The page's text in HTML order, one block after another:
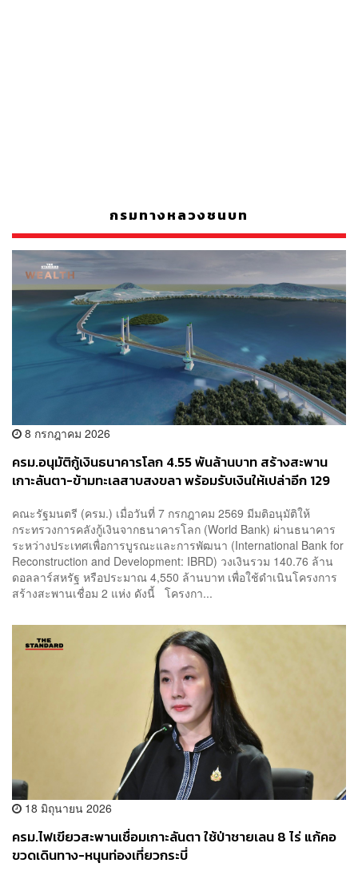
กรมทางหลวงชนบท
8 กรกฎาคม 2026
ครม.อนุมัติกู้เงินธนาคารโลก 4.55 พันล้านบาท สร้างสะพาน
เกาะลันตา-ข้ามทะเลสาบสงขลา พร้อมรับเงินให้เปล่าอีก 129
คณะรัฐมนตรี (ครม.) เมื่อวันที่ 7 กรกฎาคม 2569 มีมติอนุมัติให้
กระทรวงการคลังกู้เงินจากธนาคารโลก (World Bank) ผ่านธนาคาร
ระหว่างประเทศเพื่อการบูรณะและการพัฒนา (International Bank for
Reconstruction and Development: IBRD) วงเงินรวม 140.76 ล้าน
ดอลลาร์สหรัฐ หรือประมาณ 4,550 ล้านบาท เพื่อใช้ดำเนินโครงการ
สร้างสะพานเชื่อม 2 แห่ง ดังนี้ โครงกา...
18 มิถุนายน 2026
ครม.ไฟเขียวสะพานเชื่อมเกาะลันตา ใช้ป่าชายเลน 8 ไร่ แก้คอ
ขวดเดินทาง-หนุนท่องเที่ยวกระบี่